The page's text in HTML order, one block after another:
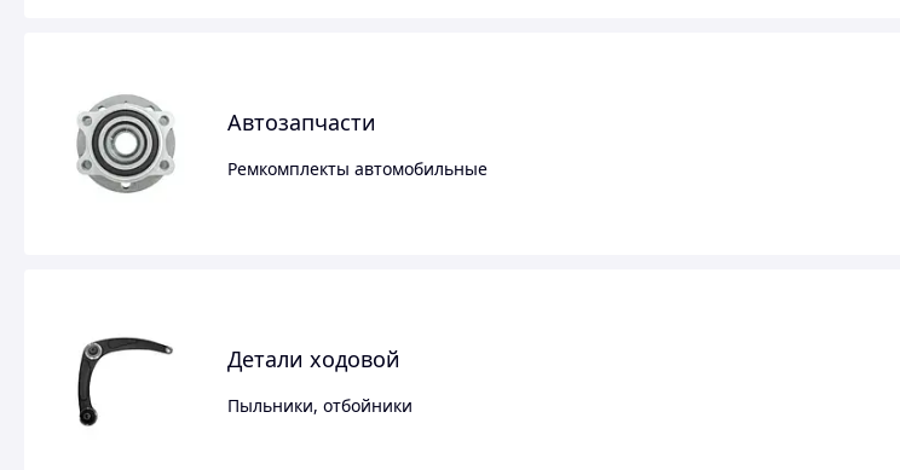
Автозапчасти
Ремкомплекты автомобильные
Детали ходовой
Пыльники, отбойники